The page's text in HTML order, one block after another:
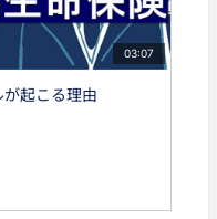
03:07
起こる理由